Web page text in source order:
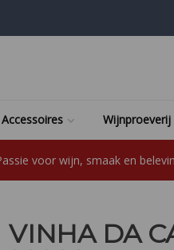
Accessoires Wijnproeverij
voor wijn, smaak en
VINHA DA